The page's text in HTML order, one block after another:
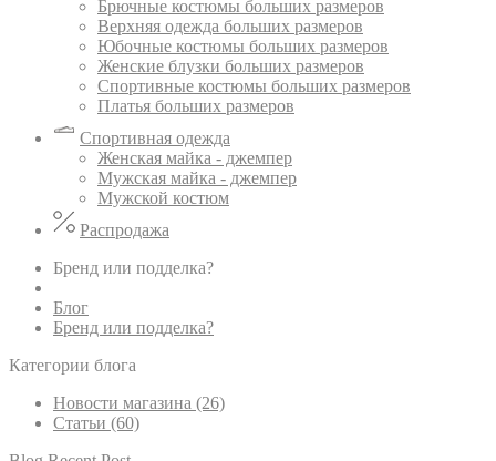
Брючные костюмы больших размеров
Верхняя одежда больших размеров
Юбочные костюмы больших размеров
Женские блузки больших размеров
Спортивные костюмы больших размеров
Платья больших размеров
Спортивная одежда
Женская майка - джемпер
Мужская майка - джемпер
Мужской костюм
Распродажа
Бренд или подделка?
Блог
Бренд или подделка?
Категории блога
Новости магазина (26)
Статьи (60)